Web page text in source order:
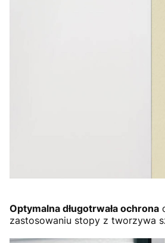
Optymalna długotrwała ochrona
zastosowaniu stopy z tworzywa